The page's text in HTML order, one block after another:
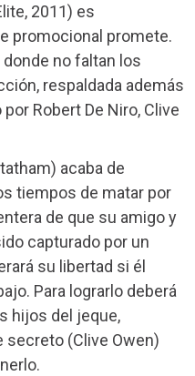
2011) es
promocional promete.
donde no faltan los
respaldada además
Robert De Niro, Clive
acaba de
tiempos de matar por
de que su amigo y
capturado por un
su libertad si él
Para lograrlo deberá
hijos del jeque,
(Clive Owen)